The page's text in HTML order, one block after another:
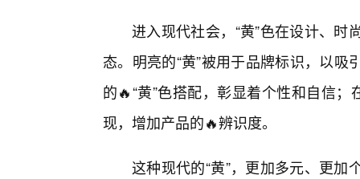
进入现代社会，“黄”色在设计、
态。明亮的“黄”被用于品牌标识，以
的🔥“黄”色搭配，彰显着个性和自信
现，增加产品的🔥辨识度。
这种现代的“黄”，更加多元、更